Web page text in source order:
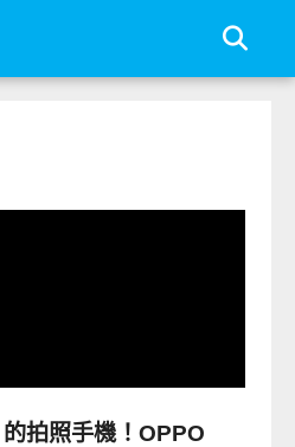
拍照手機！OPPO